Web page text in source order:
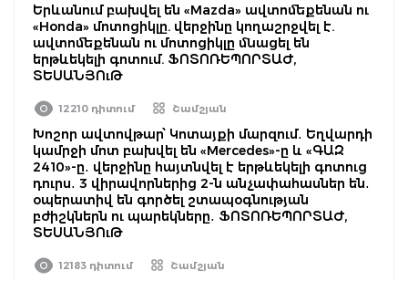
Երևանում բախվել են «Mazda» ավտոմեքենան ու
«Honda» մոտոցիկլը. վերջինը կողաշրջվել է.
ավտոմեքենան ու մոտոցիկլը մնացել են
երթևեկելի գոտում. ՖՈՏՈՌԵՊՈՐՏԱԺ,
ՏԵՍԱՆՅՈւԹ
12210 դիտում Շամշյան
Խոշոր ավտովթար՝ Կոտայքի մարզում․ Եղվարդի
կամրջի մոտ բախվել են «Mercedes»-ը և «ԳԱԶ
2410»-ը․ վերջինը հայտնվել է երթևեկելի գոտուց
դուրս․ 3 վիրավորներից 2-ն անչափահասներ են․
օպերատիվ են գործել շտապօգնության
բժիշկներն ու պարեկները․ ՖՈՏՈՌԵՊՈՐՏԱԺ,
ՏԵՍԱՆՅՈւԹ
12183 դիտում Շամշյան